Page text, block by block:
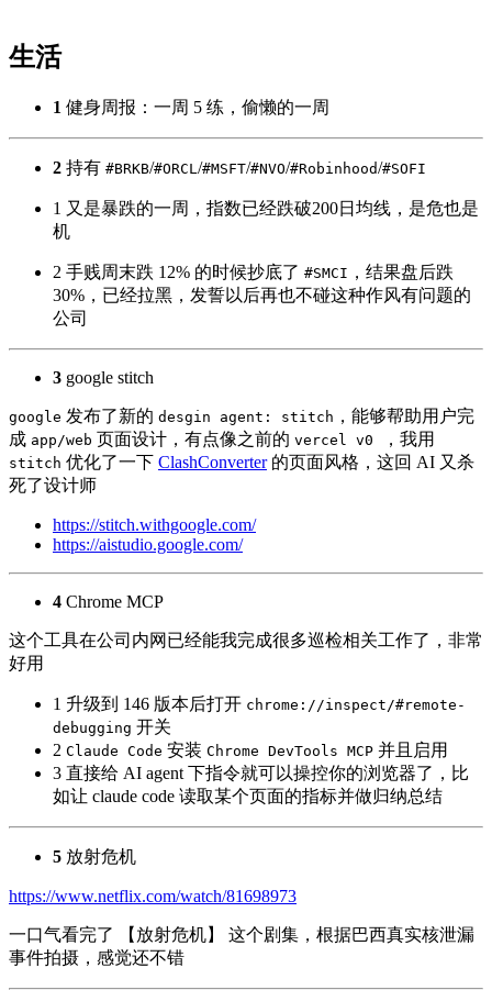
生活
1 健身周报：一周 5 练，偷懒的一周
2 持有 #BRKB/#ORCL/#MSFT/#NVO/#Robinhood/#SOFI
1 又是暴跌的一周，指数已经跌破200日均线，是危也是
机
2 手贱周末跌 12% 的时候抄底了 #SMCI ，结果盘后跌
30%，已经拉黑，发誓以后再也不碰这种作风有问题的
公司
3 google stitch
google 发布了新的 desgin agent: stitch ，能够帮助用户完
成 app/web 页面设计，有点像之前的 vercel v0 ，我用
stitch 优化了一下 ClashConverter的页面风格，这回 AI 又杀
死了设计师
https://stitch.withgoogle.com/
https://aistudio.google.com/
4 Chrome MCP
这个工具在公司内网已经能我完成很多巡检相关工作了，非常
好用
1 升级到 146 版本后打开 chrome://inspect/#remote-
debugging 开关
2 Claude Code 安装 Chrome DevTools MCP 并且启用
3 直接给 AI agent 下指令就可以操控你的浏览器了，比
如让 claude code 读取某个页面的指标并做归纳总结
5 放射危机
https://www.netflix.com/watch/81698973
一口气看完了 【放射危机】 这个剧集，根据巴西真实核泄漏
事件拍摄，感觉还不错